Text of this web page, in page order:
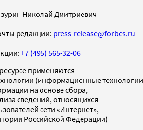
Николай Дмитриевич
редакции: press-release@forbes.ru
+7 (495) 565-32-06
применяются
(информационные технологии
на основе сбора,
сведений, относящихся
сети «Интернет»,
Российской Федерации)